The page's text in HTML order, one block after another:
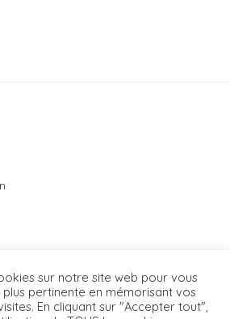
du secteur de la montre et de
Le blog - magazine
toutes les montres.
sur notre site web pour vous
pertinente en mémorisant vos
En cliquant sur "Accepter tout",